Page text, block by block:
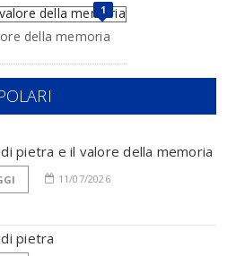
1
della memoria
di pietra e il valore della memoria
11/07/2026
pietra